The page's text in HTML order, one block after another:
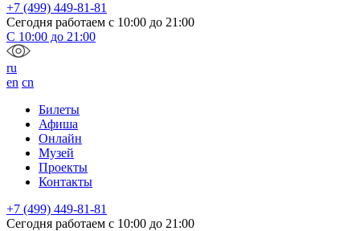
+7 (499) 449-81-81
Сегодня работаем с 10:00 до 21:00
С 10:00 до 21:00
ru
en cn
Билеты
Афиша
Онлайн
Музей
Проекты
Контакты
+7 (499) 449-81-81
Сегодня работаем с 10:00 до 21:00